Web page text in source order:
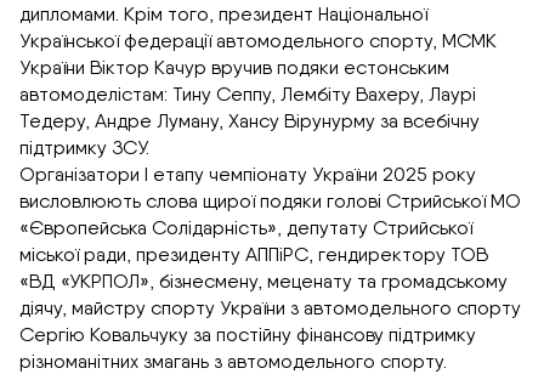
дипломами. Крім того, президент Національної
Української федерації автомодельного спорту, МСМК
України Віктор Качур вручив подяки естонським
автомоделістам: Тину Сеппу, Лембіту Вахеру, Лаурі
Тедеру, Андре Луману, Хансу Вірунурму за всебічну
підтримку ЗСУ.
Організатори I етапу чемпіонату України 2025 року
висловлюють слова щирої подяки голові Стрийської МО
«Європейська Солідарність», депутату Стрийської
міської ради, президенту АППіРС, гендиректору ТОВ
«ВД «УКРПОЛ», бізнесмену, меценату та громадському
діячу, майстру спорту України з автомодельного спорту
Сергію Ковальчуку за постійну фінансову підтримку
різноманітних змагань з автомодельного спорту.